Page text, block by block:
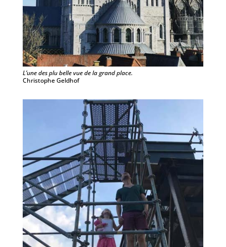
L’une des plu belle vue de la grand place.
Christophe Geldhof